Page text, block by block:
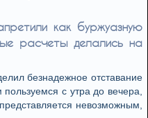
как буржуазную
расчеты делались на
безнадежное отставание
с утра до вечера,
невозможным,